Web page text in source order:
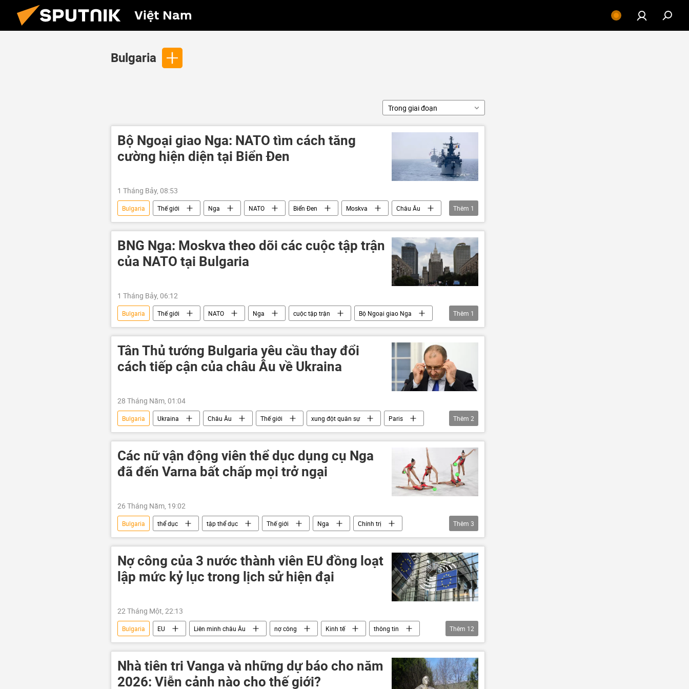
Việt Nam
Bulgaria
Trong giai đoạn
Bộ Ngoại giao Nga: NATO tìm cách tăng
cường hiện diện tại Biển Đen
1 Tháng Bảy, 08:53
Bulgaria Thế giới Nga NATO Biển Đen Moskva
Châu Âu
Bộ Ngoại giao Nga
Thêm 1
BNG Nga: Moskva theo dõi các cuộc tập trận
của NATO tại Bulgaria
1 Tháng Bảy, 06:12
Bulgaria Thế giới NATO Nga cuộc tập trận
Bộ Ngoại giao Nga
Quân sự
Thêm 1
Tân Thủ tướng Bulgaria yêu cầu thay đổi
cách tiếp cận của châu Âu về Ukraina
28 Tháng Năm, 01:04
Bulgaria Ukraina Châu Âu Thế giới xung đột quân sự
Paris
Pháp
Emmanuel Macron
Thêm 2
Các nữ vận động viên thể dục dụng cụ Nga
đã đến Varna bất chấp mọi trở ngại
26 Tháng Năm, 19:02
Bulgaria thể dục tập thể dục Thế giới Nga
Chính trị
Châu Âu
hàng không Thổ Nhĩ Kỳ
Thêm 3
Nợ công của 3 nước thành viên EU đồng loạt
lập mức kỷ lục trong lịch sử hiện đại
22 Tháng Một, 22:13
Bulgaria EU Liên minh châu Âu nợ công Kinh tế
thông tin
Pháp
GDP Romania Ba Lan Bỉ
Nước Áo
Luxembourg
Châu Âu Bồ Đào Nha Thế giới
phương Tây
Thêm 12
Nhà tiên tri Vanga và những dự báo cho năm
2026: Viễn cảnh nào cho thế giới?